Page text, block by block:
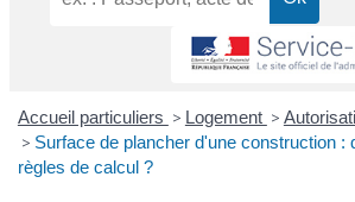
Accueil particuliers > Logement >
> Surface de plancher d'une construction :
règles de calcul ?